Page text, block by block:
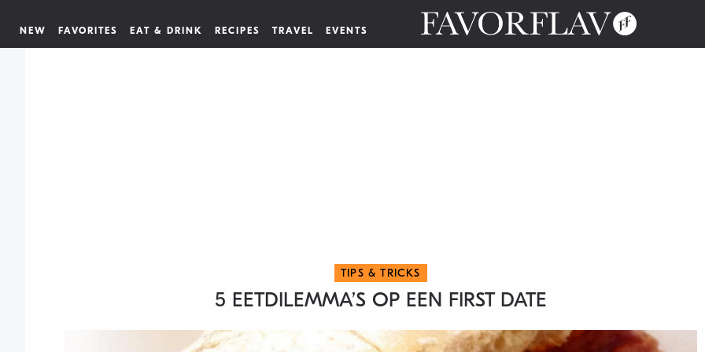
NEW FAVORITES EAT & DRINK RECIPES TRAVEL EVENTS
TIPS & TRICKS
5 EETDILEMMA’S OP EEN FIRST DATE